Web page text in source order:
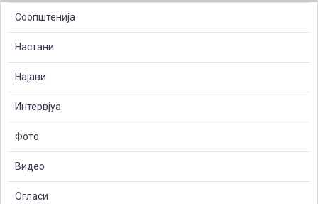
Соопштенија
Настани
Најави
Интервјуа
Фото
Видео
Огласи